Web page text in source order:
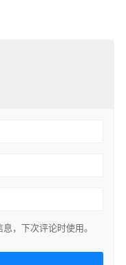
，下次评论时使用。